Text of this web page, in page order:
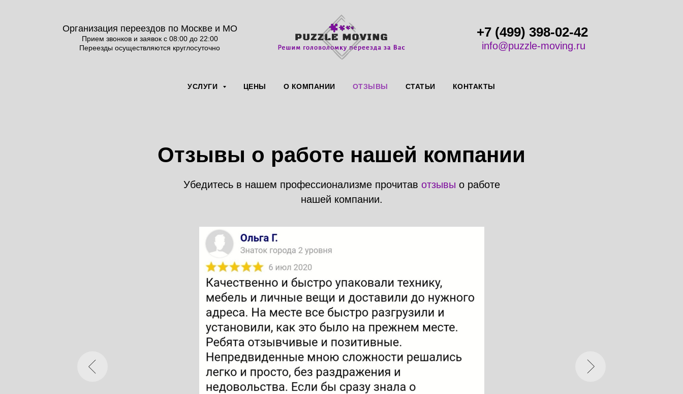
Организация переездов по Москве и МО
Прием звонков и заявок с 08:00 до 22:00
Переезды осуществляются круглосуточно
+7 (499) 398-02-42
info@puzzle-moving.ru
УСЛУГИ ЦЕНЫ О КОМПАНИИ ОТЗЫВЫ СТАТЬИ КОНТАКТЫ
Отзывы о работе нашей компании
Убедитесь в нашем профессионализме прочитав отзывы о работе
нашей компании.